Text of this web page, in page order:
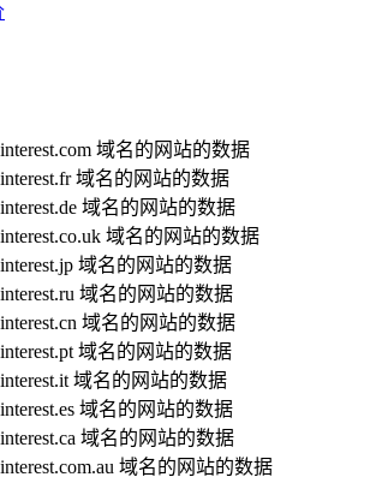
域名的网站的数据
域名的网站的数据
域名的网站的数据
域名的网站的数据
域名的网站的数据
域名的网站的数据
域名的网站的数据
域名的网站的数据
域名的网站的数据
域名的网站的数据
域名的网站的数据
域名的网站的数据